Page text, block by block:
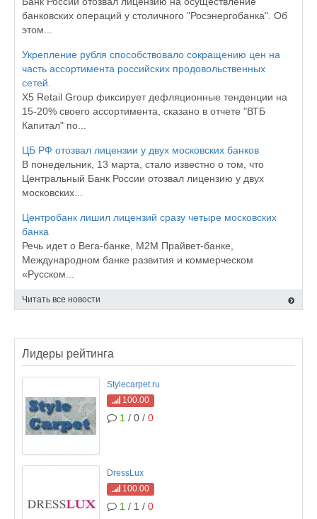
банковских операций у столичного "Росэнергобанка". Об
этом...
Укрепление рубля способствовало сокращению цен на
часть ассортимента российских продовольственных
сетей.
X5 Retail Group фиксирует дефляционные тенденции на
15-20% своего ассортимента, сказано в отчете "ВТБ
Капитал" по...
ЦБ РФ отозвал лицензии у двух московских банков‍
В понедельник, 13 марта, стало известно о том, что
Центральный Банк России отозвал лицензию у двух
московских...
Центробанк лишил лицензий сразу четыре московских
банка
Речь идет о Вега-банке, М2М Прайвет-банке,
Международном банке развития и коммерческом
«Русском...
Читать все новости
Лидеры рейтинга
Stylecarpet.ru
100.00
1 / 0 / 0
DressLux
100.00
1 / 1 / 0